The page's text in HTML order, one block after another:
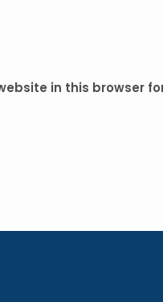
in this browser